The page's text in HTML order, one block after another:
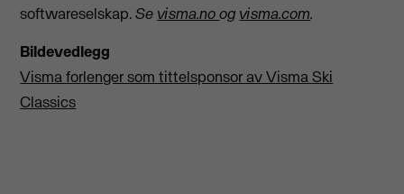
softwareselskap.Se visma.noog visma.com.
Bildevedlegg
Visma forlenger som tittelsponsor av Visma Ski
Classics